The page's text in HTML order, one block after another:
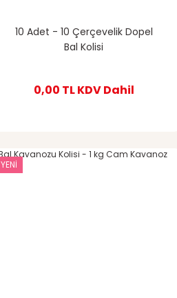
10 Adet - 10 Çerçevelik Dopel
Bal Kolisi
0,00 TLKDV Dahil
YENİ